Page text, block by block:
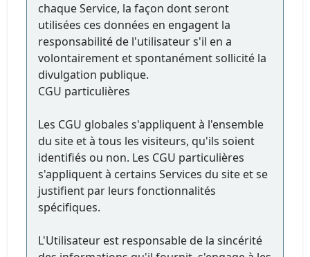
chaque Service, la façon dont seront
utilisées ces données en engagent la
responsabilité de l'utilisateur s'il en a
volontairement et spontanément sollicité la
divulgation publique.
CGU particulières
Les CGU globales s'appliquent à l'ensemble
du site et à tous les visiteurs, qu'ils soient
identifiés ou non. Les CGU particulières
s'appliquent à certains Services du site et se
justifient par leurs fonctionnalités
spécifiques.
L'Utilisateur est responsable de la sincérité